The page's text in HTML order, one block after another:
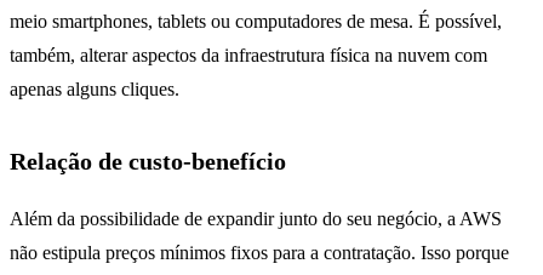
meio smartphones, tablets ou computadores de mesa. É possível,
também, alterar aspectos da infraestrutura física na nuvem com
apenas alguns cliques.
Relação de custo-benefício
Além da possibilidade de expandir junto do seu negócio, a AWS
não estipula preços mínimos fixos para a contratação. Isso porque